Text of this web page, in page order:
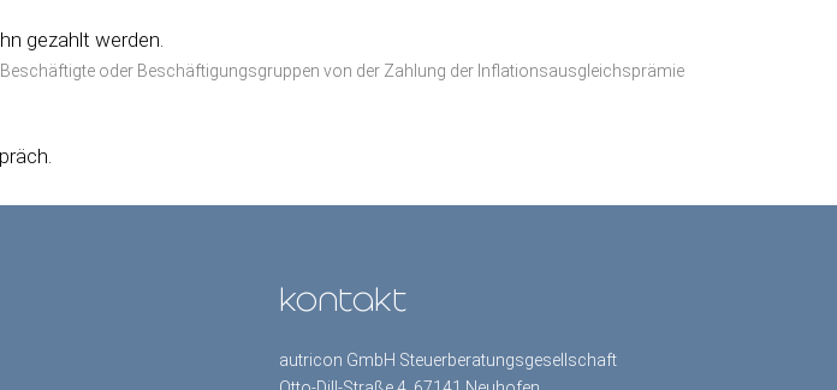
gezahlt werden.
oder Beschäftigungsgruppen von der Zahlung der Inflationsausgleichsprämie
kontakt
autricon GmbH Steuerberatungsgesellschaft